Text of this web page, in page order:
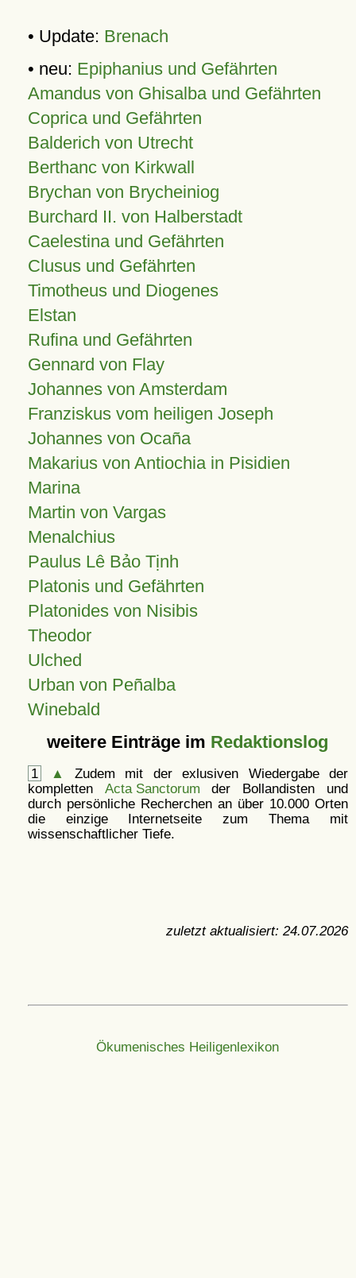
• Update: Brenach
• neu: Epiphanius und Gefährten
Amandus von Ghisalba und Gefährten
Coprica und Gefährten
Balderich von Utrecht
Berthanc von Kirkwall
Brychan von Brycheiniog
Burchard II. von Halberstadt
Caelestina und Gefährten
Clusus und Gefährten
Timotheus und Diogenes
Elstan
Rufina und Gefährten
Gennard von Flay
Johannes von Amsterdam
Franziskus vom heiligen Joseph
Johannes von Ocaña
Makarius von Antiochia in Pisidien
Marina
Martin von Vargas
Menalchius
Paulus Lê Bảo Tịnh
Platonis und Gefährten
Platonides von Nisibis
Theodor
Ulched
Urban von Peñalba
Winebald
weitere Einträge im Redaktionslog
1 ▲
Zudem mit der exlusiven Wiedergabe der
kompletten Acta Sanctorum der Bollandisten und
durch persönliche Recherchen an über 10.000 Orten
die einzige Internetseite zum Thema mit
wissenschaftlicher Tiefe.
zuletzt aktualisiert: 24.07.2026
Ökumenisches Heiligenlexikon